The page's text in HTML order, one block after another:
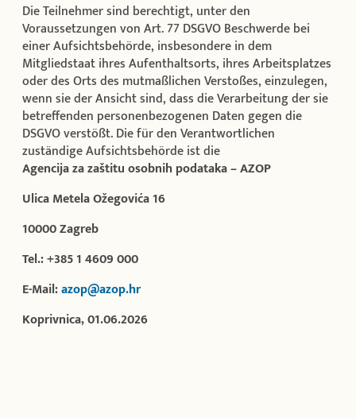
Die Teilnehmer sind berechtigt, unter den
Voraussetzungen von Art. 77 DSGVO Beschwerde bei
einer Aufsichtsbehörde, insbesondere in dem
Mitgliedstaat ihres Aufenthaltsorts, ihres Arbeitsplatzes
oder des Orts des mutmaßlichen Verstoßes, einzulegen,
wenn sie der Ansicht sind, dass die Verarbeitung der sie
betreffenden personenbezogenen Daten gegen die
DSGVO verstößt. Die für den Verantwortlichen
zuständige Aufsichtsbehörde ist die
Agencija za zaštitu osobnih podataka – AZOP
Ulica Metela Ožegovića 16
10000 Zagreb
Tel.: +385 1 4609 000
E-Mail:azop@azop.hr
Koprivnica, 01.06.2026